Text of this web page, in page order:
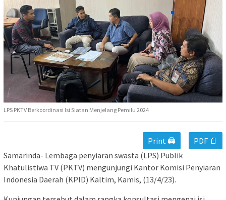
LPS PKTV Berkoordinasi Isi Siatan Menjelang Pemilu 2024
Print 🖨
PDF 📄
Samarinda- Lembaga penyiaran swasta (LPS) Publik
Khatulistiwa TV (PKTV) mengunjungi Kantor Komisi Penyiaran
Indonesia Daerah (KPID) Kaltim, Kamis, (13/4/23).